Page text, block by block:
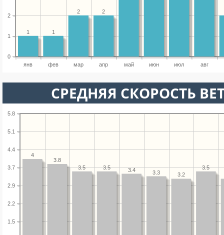
янв фев мар апр май июн июл авг
0
1
2
2
2
1
1
СРЕДНЯЯ СКОРОСТЬ
1.5
2.2
2.9
3.7
4.4
5.1
5.8
3.5
3.2
3.3
3.4
3.5
3.5
3.8
4